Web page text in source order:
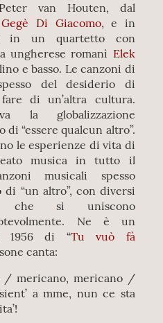
van Houten, dal
Gegè Di Giacomo, e in
in un quartetto con
ungherese romanì Elek
e basso. Le canzoni di
del desiderio di
di un’altra cultura.
la globalizzazione
di “essere qualcun altro”.
le esperienze di vita di
musica in tutto il
musicali spesso
di “un altro”, con diversi
che si uniscono
Ne è un
1956 di “Tu vuò fà
canta:
/ mericano, mericano /
a mme, nun ce sta